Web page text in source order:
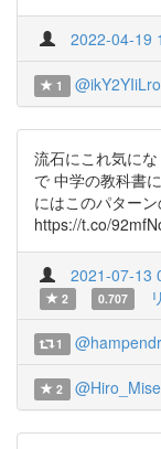
2022-04-19
1
流石にこれ気に
で 中学の教科書
にはこのパター
https://t.co/
2021-07-13
2
0.707
1
2